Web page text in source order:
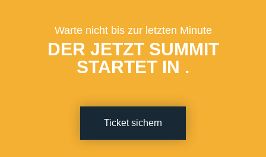
Warte nicht bis zur letzten Minute
DER JETZT SUMMIT
STARTET IN .
Ticket sichern